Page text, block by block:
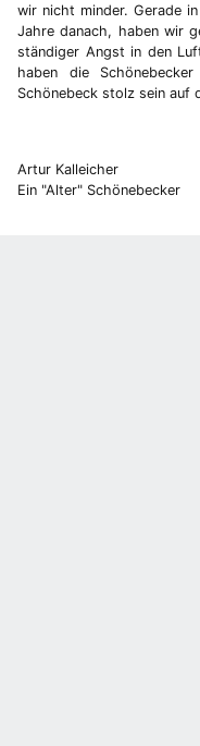
wir nicht minder. Gerade
Jahre danach, haben wir
ständiger Angst in den
haben die
Schönebeck stolz sein auf
Artur Kalleicher
Ein "Alter" Schönebecker